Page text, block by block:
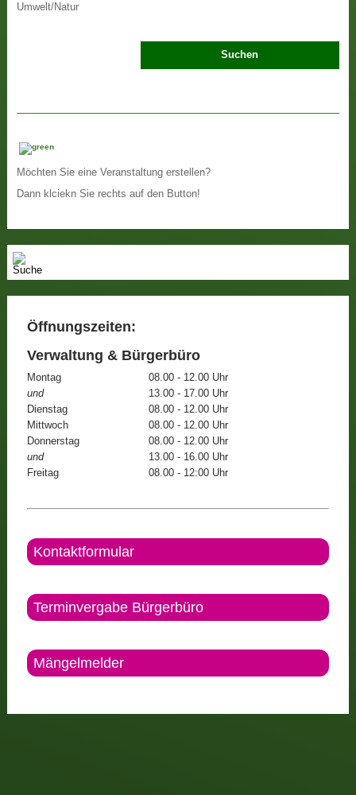
Umwelt/Natur
Möchten Sie eine Veranstaltung erstellen?
Dann klciekn Sie rechts auf den Button!
Öffnungszeiten:
Verwaltung & Bürgerbüro
Montag
08.00 - 12.00 Uhr
und
13.00 - 17.00 Uhr
Dienstag
08.00 - 12.00 Uhr
Mittwoch
08.00 - 12.00 Uhr
Donnerstag
08.00 - 12.00 Uhr
und
13.00 - 16.00 Uhr
Freitag
08.00 - 12:00 Uhr
Kontaktformular
Terminvergabe Bürgerbüro
Mängelmelder